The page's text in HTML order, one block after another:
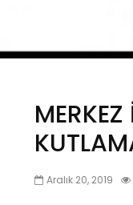
Aralık 20, 2019